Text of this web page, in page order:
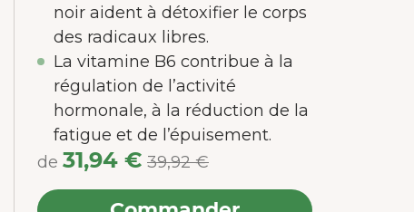
noir aident à détoxifier le corps
des radicaux libres.
La vitamine B6 contribue à la
régulation de l’activité
hormonale, à la réduction de la
fatigue et de l’épuisement.
de 31,94 € 39,92 €